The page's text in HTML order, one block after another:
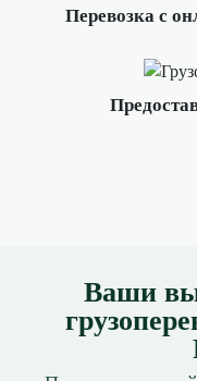
Перевозка с
Ваши